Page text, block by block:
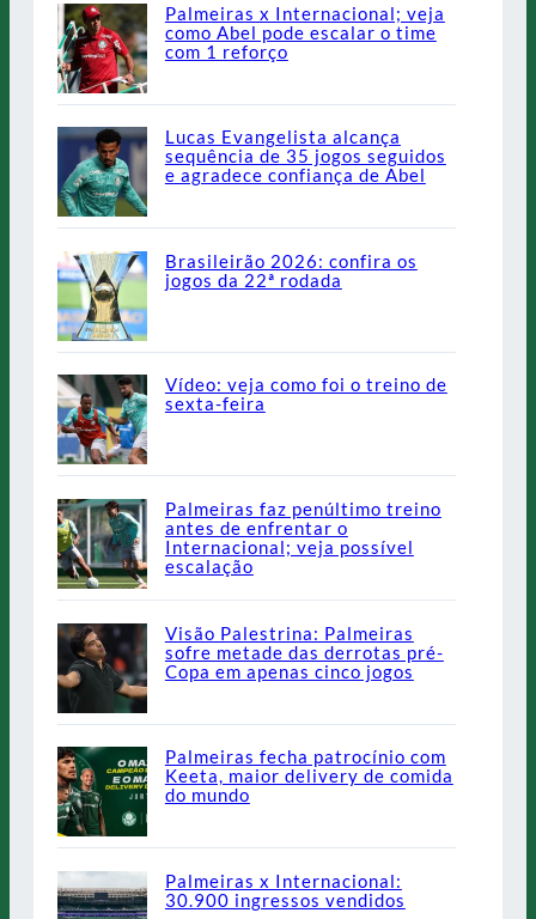
Palmeiras x Internacional; veja
como Abel pode escalar o time
com 1 reforço
Lucas Evangelista alcança
sequência de 35 jogos seguidos
e agradece confiança de Abel
Brasileirão 2026: confira os
jogos da 22ª rodada
Vídeo: veja como foi o treino de
sexta-feira
Palmeiras faz penúltimo treino
antes de enfrentar o
Internacional; veja possível
escalação
Visão Palestrina: Palmeiras
sofre metade das derrotas pré-
Copa em apenas cinco jogos
Palmeiras fecha patrocínio com
Keeta, maior delivery de comida
do mundo
Palmeiras x Internacional:
30.900 ingressos vendidos